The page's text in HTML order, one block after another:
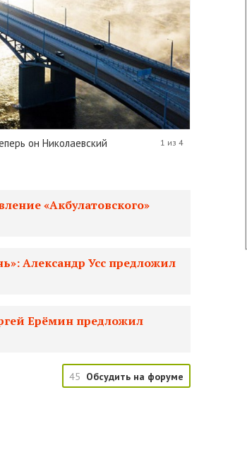
он Николаевский 1 из 4
«Акбулатовского»
Александр Усс предложил
Ерёмин предложил
45 Обсудить на форуме